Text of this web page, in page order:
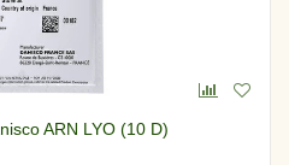
ARN LYO (10 D)